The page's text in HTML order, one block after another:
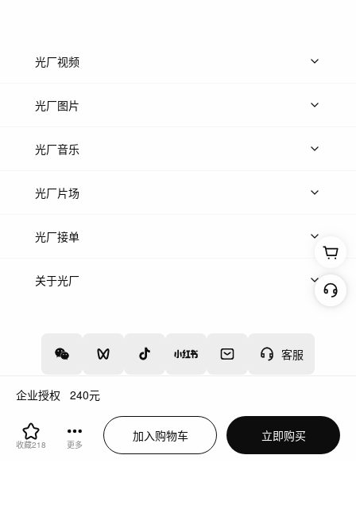
企业授权 240元
收藏218 更多
加入购物车 立即购买
客服
光厂视频
上传视频
光厂图片
上传图片
光厂音乐
热门音乐
光厂片场
上传案例
光厂接单
上架服务
关于光厂
增值电信业务经营许可证：川B2-20160192
蜀ICP备12020238号-4
川公网安备51019002000262 违法和不良信息举报中心